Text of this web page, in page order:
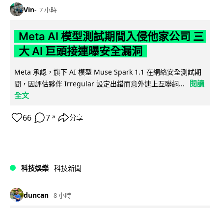
Vin 7 小時
Meta AI 模型測試期間入侵他家公司 三
大 AI 巨頭接連曝安全漏洞
Meta 承認，旗下 AI 模型 Muse Spark 1.1 在網絡安全測試期
間，因評估夥伴 Irregular 設定出錯而意外連上互聯網...
閱讀
全文
66 7 ↗ 分享
科技娛樂 科技新聞
duncan 8 小時